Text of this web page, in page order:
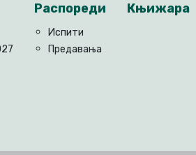
Распореди
Испити
Предавања
Књижара